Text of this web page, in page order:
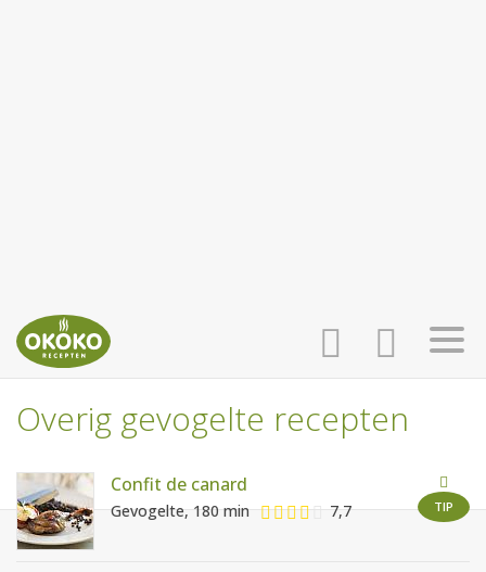
INLOGGEN
AANMELDEN
HOME
RECEPTEN
Overig gevogelte recepten
TIP
Confit de canard
Gevogelte, 180 min 7,7